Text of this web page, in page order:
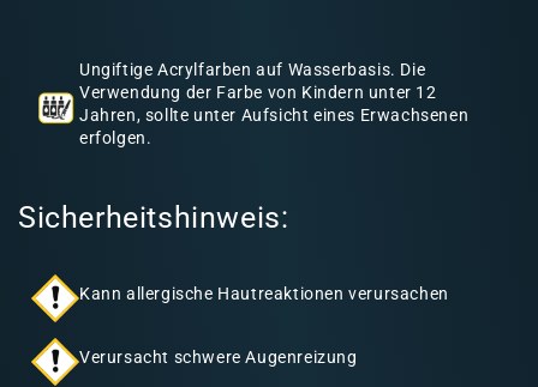
Ungiftige Acrylfarben auf Wasserbasis. Die
Verwendung der Farbe von Kindern unter 12
Jahren, sollte unter Aufsicht eines Erwachsenen
erfolgen.
Sicherheitshinweis:
Kann allergische Hautreaktionen verursachen
Verursacht schwere Augenreizung